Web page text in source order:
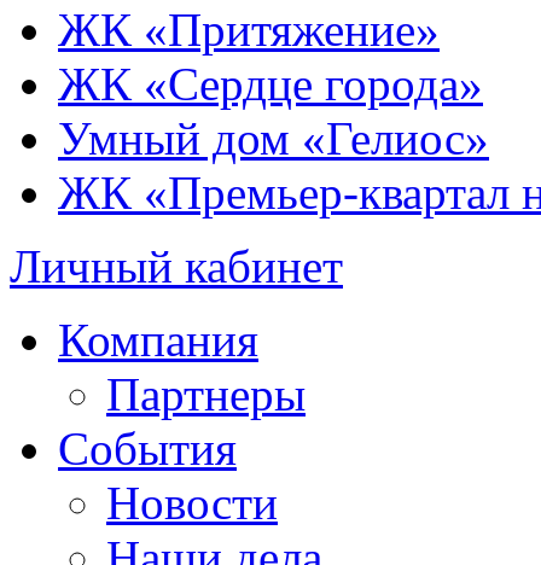
ЖК «Притяжение»
ЖК «Сердце города»
Умный дом «Гелиос»
ЖК «Премьер-квартал
Личный кабинет
Компания
Партнеры
События
Новости